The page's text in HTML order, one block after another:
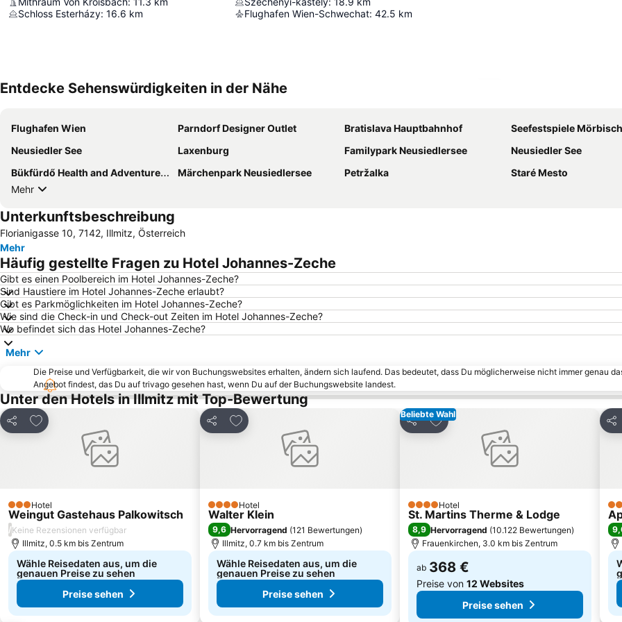
Schloss Esterházy: 16.6 km
Flughafen Wien-Schwechat: 42.5 km
Entdecke Sehenswürdigkeiten in der Nähe
Flughafen Wien Parndorf Designer Outlet Bratislava Hauptbahnhof
Seefestspiele Mörbisch
Neusiedler See
Laxenburg Familypark Neusiedlersee
Neusiedler See
Bükfürdő Health and Adventure Centre
Märchenpark Neusiedlersee Petržalka
Staré Mesto
Mehr
Unterkunftsbeschreibung
Florianigasse 10, 7142, Illmitz, Österreich
Mehr
Häufig gestellte Fragen zu Hotel Johannes-Zeche
Gibt es einen Poolbereich im Hotel Johannes-Zeche?
Sind Haustiere im Hotel Johannes-Zeche erlaubt?
Gibt es Parkmöglichkeiten im Hotel Johannes-Zeche?
Wie sind die Check-in und Check-out Zeiten im Hotel Johannes-Zeche?
Wo befindet sich das Hotel Johannes-Zeche?
Mehr
Die Preise und Verfügbarkeit, die wir von Buchungswebsites erhalten, ändern sich laufend. Das bedeutet, dass Du möglicherweise nicht immer genau
Angebot findest, das Du auf trivago gesehen hast, wenn Du auf der Buchungswebsite landest.
Unter den Hotels in Illmitz mit Top-Bewertung
Teilen
Zu Favoriten hinzufügen
3 Sterne
Hotel
Weingut Gastehaus Palkowitsch
/Keine Rezensionen verfügbar
Illmitz, 0.5 km bis Zentrum
Wähle Reisedaten aus, um die
genauen Preise zu sehen
Preise sehen
Teilen
Zu Favoriten hinzufügen
4 SterneHotel
Walter Klein
9,6 Hervorragend (121 Bewertungen)
Illmitz, 0.7 km bis Zentrum
Wähle Reisedaten aus, um die
genauen Preise zu sehen
Preise sehen
Beliebte Wahl
Teilen
Zu Favoriten hinzufügen
4 SterneHotel
St. Martins Therme & Lodge
8,9 Hervorragend (10.122 Bewertungen)
Frauenkirchen, 3.0 km bis Zentrum
ab 368 €
Preise von 12 Websites
Preise sehen
3